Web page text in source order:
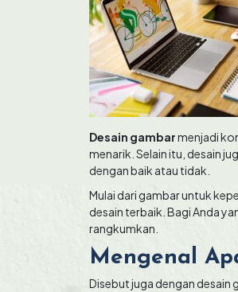
Desain gambarmenjadi
menarik. Selain itu, desain
dengan baik atau tidak.
Mulai dari gambar untuk
desain terbaik. Bagi Anda
rangkumkan.
Mengenal
Disebut juga dengan desain